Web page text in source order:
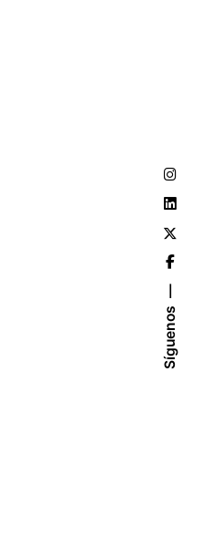
Síguenos